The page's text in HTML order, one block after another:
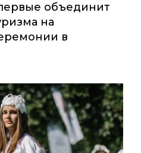
объединит
на
в